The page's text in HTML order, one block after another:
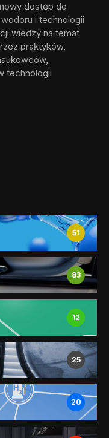
dostęp do
i technologii
wiedzy na temat
praktyków,
technologii
51
83
12
25
20